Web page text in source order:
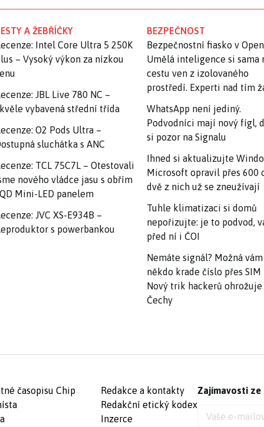
A ŽEBŘÍČKY
Intel Core Ultra 5 250K
– Vysoký výkon za nízkou
JBL Live 780 NC –
vybavená střední třída
O2 Pods Ultra –
sluchátka s ANC
TCL 75C7L – Otestovali
nového vládce jasu s obřím
Mini-LED panelem
JVC XS-E934B –
s powerbankou
BEZPEČNOST
Bezpečnostní fiasko v
Umělá inteligence si sama
cestu ven z izolovaného
prostředí. Experti nad tím
WhatsApp není jediný.
Podvodníci mají nový fígl,
si pozor na Signalu
Ihned si aktualizujte
Microsoft opravil přes 600
dvě z nich už se zneužívají
Tuhle klimatizaci si domů
nepořizujte: je to podvod,
před ní i ČOI
Nemáte signál? Možná
někdo krade číslo přes SIM
Nový trik hackerů ohrožuje
Čechy
časopisu Chip
Redakce a kontakty
Redakční etický kodex
Inzerce
Zajímavosti ze